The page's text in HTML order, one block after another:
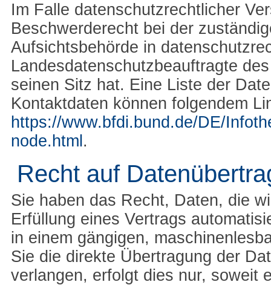
Im Falle datenschutzrechtlicher
Beschwerderecht bei der
Aufsichtsbehörde in
Landesdatenschutzbeauftragte
seinen Sitz hat. Eine Liste der
Kontaktdaten können folgendem
https://www.bfdi.bund.de/DE/
node.html .
Recht auf
Sie haben das Recht, Daten, die
Erfüllung eines Vertrags
in einem gängigen,
Sie die direkte Übertragung der
verlangen, erfolgt dies nur, soweit